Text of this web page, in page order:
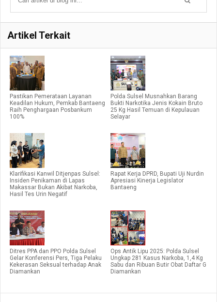
Artikel Terkait
Pastikan Pemerataan Layanan
Keadilan Hukum, Pemkab Bantaeng
Raih Penghargaan Posbankum
100%
Polda Sulsel Musnahkan Barang
Bukti Narkotika Jenis Kokain Bruto
25 Kg Hasil Temuan di Kepulauan
Selayar
Klarifikasi Kanwil Ditjenpas Sulsel:
Insiden Penikaman di Lapas
Makassar Bukan Akibat Narkoba,
Hasil Tes Urin Negatif
Rapat Kerja DPRD, Bupati Uji Nurdin
Apresiasi Kinerja Legislator
Bantaeng
Ditres PPA dan PPO Polda Sulsel
Gelar Konferensi Pers, Tiga Pelaku
Kekerasan Seksual terhadap Anak
Diamankan
Ops Antik Lipu 2025: Polda Sulsel
Ungkap 281 Kasus Narkoba, 1,4 Kg
Sabu dan Ribuan Butir Obat Daftar G
Diamankan